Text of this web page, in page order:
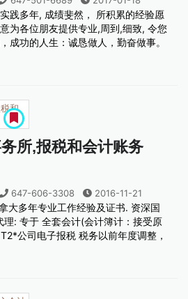
践多年, 成绩斐然， 所积累的经验愿
为各位朋友提供专业,周到,细致, 令您
成功的人生：诚恳做人，勤奋做事。
所,报税和会计账务
647-606-3308 2016-11-21
大多年专业工作经验及证书. 资深国
理: 专于 全套会计(会计簿计：接受原
公司电子报税 税务以前年度调整，